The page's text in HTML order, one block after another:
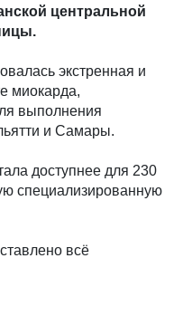
центральной
экстренная и
миокарда,
выполнения
и Самары.
доступнее для 230
специализированную
всё